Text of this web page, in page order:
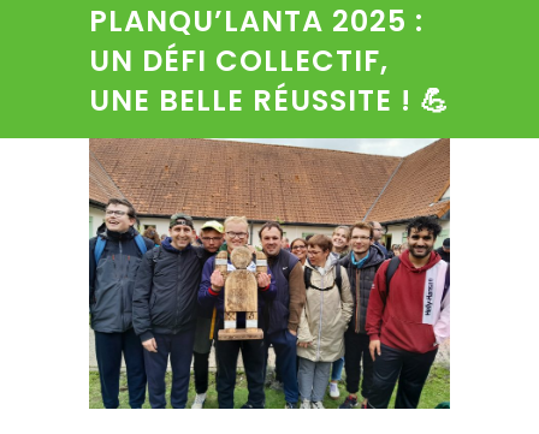
PLANQU’LANTA 2025 :
UN DÉFI COLLECTIF,
UNE BELLE RÉUSSITE ! 💪